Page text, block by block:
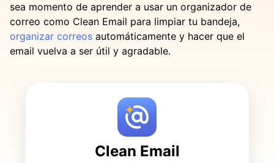
sea momento de aprender a usar un organizador de
correo como Clean Email para limpiar tu bandeja,
organizar correos automáticamente y hacer que el
email vuelva a ser útil y agradable.
Clean Email